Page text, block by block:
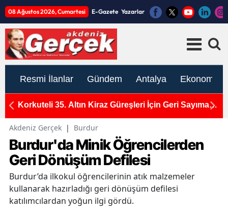
08 Ağustos 2026, Cumartesi E-Gazete Yazarlar
Resmi İlanlar Gündem Antalya Ekonomi
Korkuteli 35. Altın Kiraz Güreşleri İçin Geri Sayıma
Akdeniz Gerçek | Burdur
Burdur'da Minik Öğrencilerden
Geri Dönüşüm Defilesi
Burdur’da ilkokul öğrencilerinin atık malzemeler
kullanarak hazırladığı geri dönüşüm defilesi
katılımcılardan yoğun ilgi gördü.